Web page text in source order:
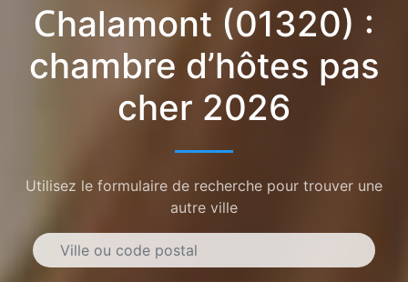
Chalamont (01320) :
chambre d’hôtes pas
cher 2026
Utilisez le formulaire de recherche pour trouver une
autre ville